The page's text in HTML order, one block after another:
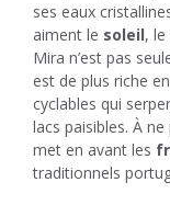
ses eaux
aiment le soleil, le
Mira n’est pas
est de plus riche en
cyclables qui
lacs paisibles. À
met en avant les
traditionnels